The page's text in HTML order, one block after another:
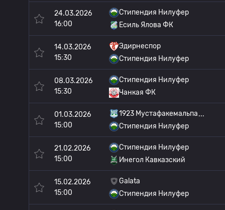
24.03.2026
16:00
Стипендия Нилуфер
Есиль Ялова ФК
14.03.2026
15:30
Эдирнеспор
Стипендия Нилуфер
08.03.2026
15:30
Стипендия Нилуфер
Чанкая ФК
01.03.2026
15:00
1923 Мустафакемальпа
Стипендия Нилуфер
21.02.2026
15:00
Стипендия Нилуфер
Инегол Кавказский
15.02.2026
15:00
Galata
Стипендия Нилуфер